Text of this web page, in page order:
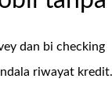
dan bi checking
riwayat